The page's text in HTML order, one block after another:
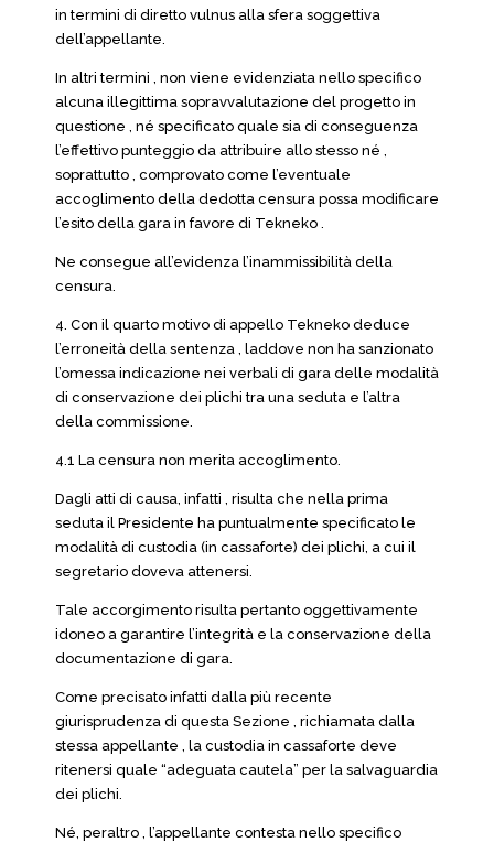
in termini di diretto vulnus alla sfera soggettiva
dell’appellante.
In altri termini , non viene evidenziata nello specifico
alcuna illegittima sopravvalutazione del progetto in
questione , né specificato quale sia di conseguenza
l’effettivo punteggio da attribuire allo stesso né ,
soprattutto , comprovato come l’eventuale
accoglimento della dedotta censura possa modificare
l’esito della gara in favore di Tekneko .
Ne consegue all’evidenza l’inammissibilità della
censura.
4. Con il quarto motivo di appello Tekneko deduce
l’erroneità della sentenza , laddove non ha sanzionato
l’omessa indicazione nei verbali di gara delle modalità
di conservazione dei plichi tra una seduta e l’altra
della commissione.
4.1 La censura non merita accoglimento.
Dagli atti di causa, infatti , risulta che nella prima
seduta il Presidente ha puntualmente specificato le
modalità di custodia (in cassaforte) dei plichi, a cui il
segretario doveva attenersi.
Tale accorgimento risulta pertanto oggettivamente
idoneo a garantire l’integrità e la conservazione della
documentazione di gara.
Come precisato infatti dalla più recente
giurisprudenza di questa Sezione , richiamata dalla
stessa appellante , la custodia in cassaforte deve
ritenersi quale “adeguata cautela” per la salvaguardia
dei plichi.
Né, peraltro , l’appellante contesta nello specifico